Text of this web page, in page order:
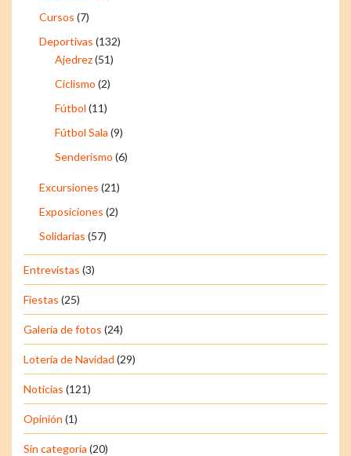
Cursos (7)
Deportivas (132)
Ajedrez(51)
Ciclismo (2)
Fútbol (11)
Fútbol Sala (9)
Senderismo (6)
Excursiones (21)
Exposiciones (2)
Solidarias (57)
Entrevistas (3)
Fiestas (25)
Galería de fotos (24)
Lotería de Navidad (29)
Noticias (121)
Opinión (1)
Sin categoría (20)